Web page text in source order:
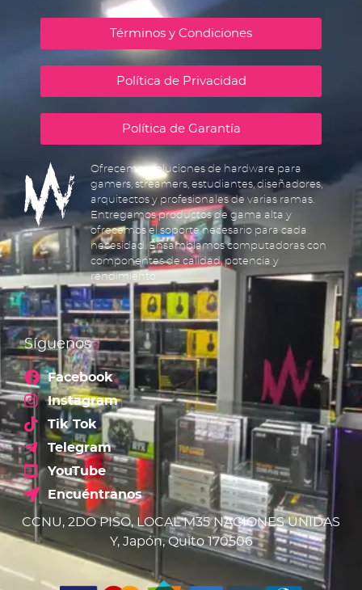
Términos y Condiciones
Política de Privacidad
Política de Garantía
Ofrecemos soluciones de hardware para
gamers, streamers, estudiantes, diseñadores,
arquitectos y profesionales de varias ramas.
Entregamos productos de gama alta y
ofrecemos el soporte necesario para cada
necesidad. Ensamblamos computadoras con
componentes de calidad, potencia y
rendimiento.
Síguenos
Facebook
Instagram
Tik Tok
Telegram
YouTube
Encuéntranos
CCNU, 2DO PISO, LOCAL M35 NACIONES UNIDAS
Y, Japón, Quito 170506